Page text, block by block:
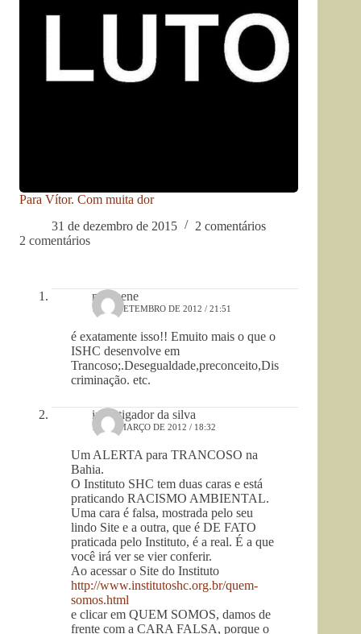
Para Vítor. Com muita dor
31 de dezembro de 2015
2 comentários
2 comentários
marmene
15 DE SETEMBRO DE 2012 / 21:51
é exatamente isso!! Emuito mais o que o
ISHC desenvolve em
Trancoso;.Desegualdade,preconceito,Dis
criminação. etc.
investigador da silva
12 DE MARÇO DE 2012 / 18:32
Um ALERTA para TRANCOSO na
Bahia.
O Instituto SHC tem duas caras e está
praticando RACISMO AMBIENTAL.
Uma cara é falsa, mostrada pelo seu
lindo Site e a outra, que é DE FATO
praticada pelo Instituto, é a real. É a que
você irá ver se vier conferir.
Ao acessar o Site do Instituto
http://www.institutoshc.org.br/quem-
somos.html
e clicar em QUEM SOMOS, damos de
frente com a CARA FALSA, porque o